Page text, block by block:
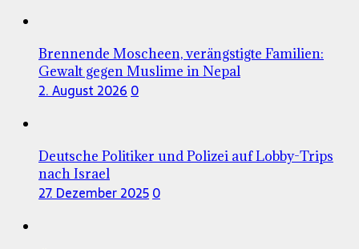
Brennende Moscheen, verängstigte Familien:
Gewalt gegen Muslime in Nepal
2. August 20260
Deutsche Politiker und Polizei auf Lobby-Trips
nach Israel
27. Dezember 20250